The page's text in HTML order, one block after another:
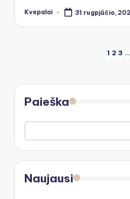
Posted
Kvepalai 31 rugpjūčio,
1 2 3 …
Paieška
Naujausi